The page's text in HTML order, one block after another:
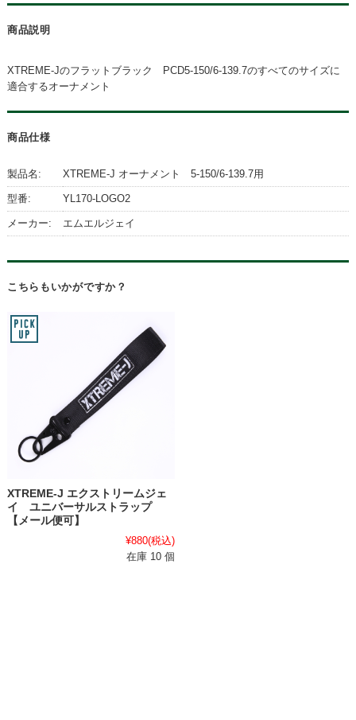
商品説明
XTREME-Jのフラットブラック PCD5-150/6-139.7のすべてのサイズに
適合するオーナメント
商品仕様
製品名: XTREME-J オーナメント 5-150/6-139.7用
型番: YL170-LOGO2
メーカー: エムエルジェイ
こちらもいかがですか？
XTREME-J エクストリームジェ
イ ユニバーサルストラップ
【メール便可】
¥880(税込)
在庫 10 個